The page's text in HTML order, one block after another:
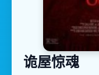
诡屋惊魂